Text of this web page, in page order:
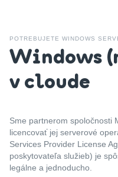
POTREBUJETE WINDOWS
Windows
v cloude
Sme partnerom spoločnosti
licencovať jej serverové
Services Provider License
poskytovateľa služieb) je
legálne a jednoducho.